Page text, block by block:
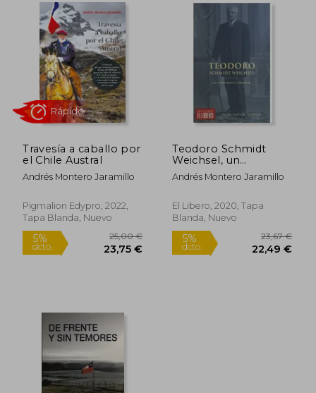
España. Es director de Maltexco S. A. y del
Patronato Madre-Hijo.
Ha sido columnista del diario ABC de
Madrid y, actualmente, es columnista del
diario digital El Debate de España y El
Líbero de Chile.
Andrés Montero está casado, tiene cuatro
hijos y tres nietos. Este es su tercer libro.
Travesía a caballo por
el Chile Austral
Andrés Montero Jaramillo
Pigmalion Edypro, 2022,
Tapa Blanda, Nuevo
5%
dcto.
Teodoro Schmidt
Weichsel, un
Inmigrante ejemplar
Andrés Montero Jaramillo
El Libero, 2020, Tapa
Blanda, Nuevo